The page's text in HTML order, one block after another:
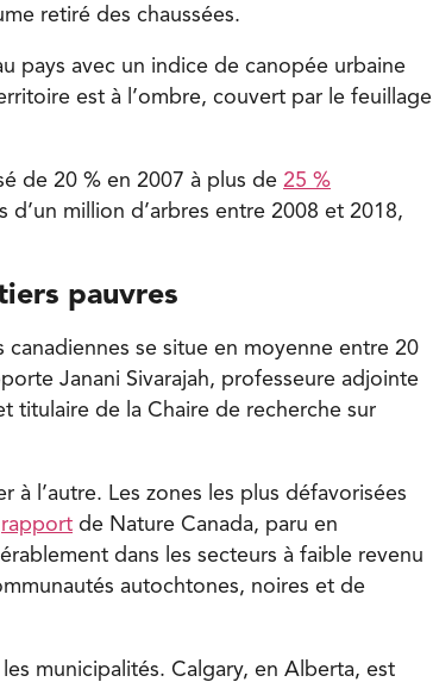
retiré des chaussées.
pays avec un indice de canopée urbaine
est à l’ombre, couvert par le feuillage
de 20 % en 2007 à plus de 25 %
million d’arbres entre 2008 et 2018,
pauvres
se situe en moyenne entre 20
Janani Sivarajah, professeure adjointe
titulaire de la Chaire de recherche sur
à l’autre. Les zones les plus défavorisées
rapport de Nature Canada, paru en
dans les secteurs à faible revenu
autochtones, noires et de
municipalités. Calgary, en Alberta, est